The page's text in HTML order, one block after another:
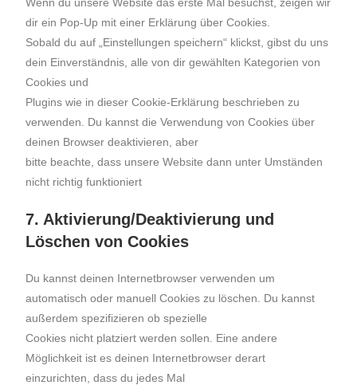
dir ein Pop-Up mit einer Erklärung über Cookies.
Sobald du auf „Einstellungen speichern“ klickst, gibst du uns
dein Einverständnis, alle von dir gewählten Kategorien von
Cookies und
Plugins wie in dieser Cookie-Erklärung beschrieben zu
verwenden. Du kannst die Verwendung von Cookies über
deinen Browser deaktivieren, aber
bitte beachte, dass unsere Website dann unter Umständen
nicht richtig funktioniert
7. Aktivierung/Deaktivierung und
Löschen von Cookies
Du kannst deinen Internetbrowser verwenden um
automatisch oder manuell Cookies zu löschen. Du kannst
außerdem spezifizieren ob spezielle
Cookies nicht platziert werden sollen. Eine andere
Möglichkeit ist es deinen Internetbrowser derart
einzurichten, dass du jedes Mal